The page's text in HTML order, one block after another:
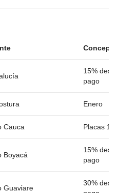
Concepto
15%
pago
Enero
Cauca Placas 1-
Boyacá
15%
pago
Guaviare
30%